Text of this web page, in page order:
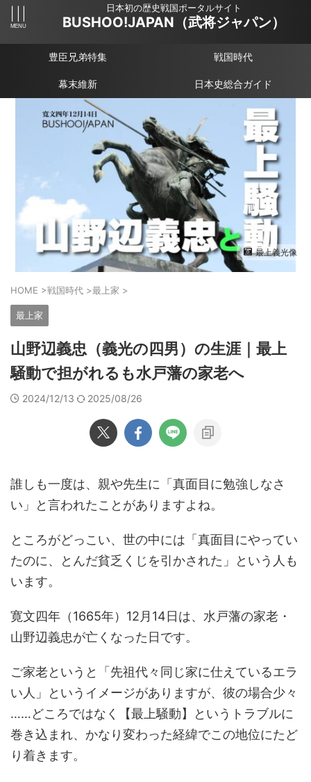
日本初の歴史戦国ポータルサイト
BUSHOO!JAPAN（武将ジャパン）
豊臣兄弟特集 戦国時代
幕末維新 日本史総合ガイド
最上義光像
HOME >戦国時代 >最上家 >
最上家
山野辺義忠（義光の四男）の生涯｜最上
騒動で担がれるも水戸藩の家老へ
2024/12/13 2025/08/26
誰しも一度は、親や先生に「真面目に勉強しなさ
い」と言われたことがありますよね。
ところがどっこい、世の中には「真面目にやってい
たのに、とんだ貧乏くじを引かされた」という人も
います。
寛文四年（1665年）12月14日は、水戸藩の家老・
山野辺義忠が亡くなった日です。
ご家老というと「先祖代々同じ家に仕えているエラ
い人」というイメージがありますが、彼の場合少々
……どころではなく【最上騒動】というトラブルに
巻き込まれ、かなり変わった経緯でこの地位にたど
り着きます。